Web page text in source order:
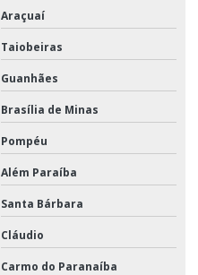
Araçuaí
Taiobeiras
Guanhães
Brasília de Minas
Pompéu
Além Paraíba
Santa Bárbara
Cláudio
Carmo do Paranaíba